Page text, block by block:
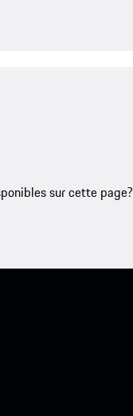
sur cette page?